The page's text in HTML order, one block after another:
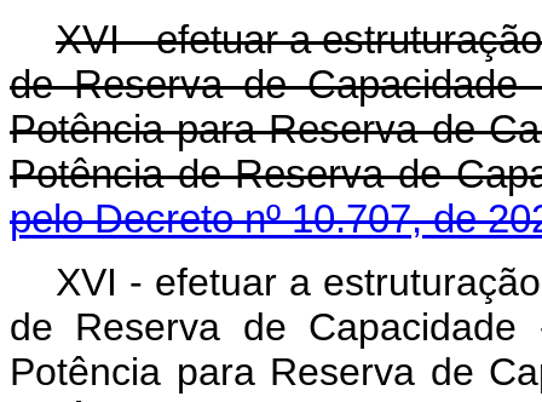
XVI - efetuar a
de Reserva de
Potência para Reserva de
Potência de Reserva de
pelo Decreto nº 10.707, de
XVI - efetuar a
de Reserva de
Potência para Reserva de